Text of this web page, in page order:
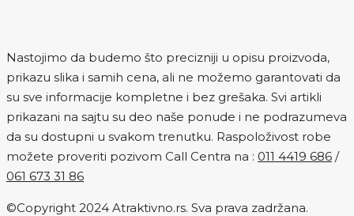
Nastojimo da budemo što precizniji u opisu proizvoda,
prikazu slika i samih cena, ali ne možemo garantovati da
su sve informacije kompletne i bez grešaka. Svi artikli
prikazani na sajtu su deo naše ponude i ne podrazumeva
da su dostupni u svakom trenutku. Raspoloživost robe
možete proveriti pozivom Call Centra na : 011 4419 686 /
061 673 31 86
©Copyright 2024 Atraktivno.rs. Sva prava zadržana.